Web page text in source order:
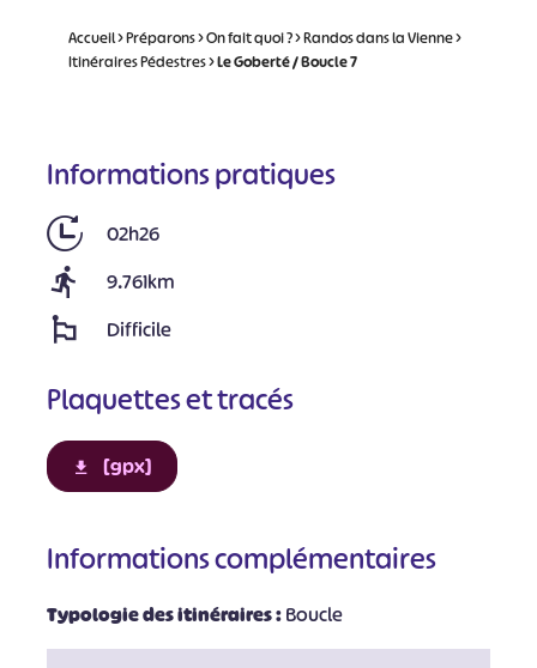
Accueil>Préparons>On fait quoi ?>Randos dans la Vienne>
Itinéraires Pédestres>Le Goberté / Boucle 7
Informations pratiques
02h26
9.761km
Difficile
Plaquettes et tracés
[gpx]
Informations complémentaires
Typologie des itinéraires :Boucle